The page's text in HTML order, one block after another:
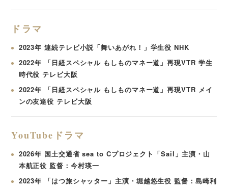
ドラマ
2023年 連続テレビ小説「舞いあがれ！」学生役 NHK
2022年 「日経スペシャル もしものマネー道」再現VTR 学生
時代役 テレビ大阪
2022年 「日経スペシャル もしものマネー道」再現VTR メイ
ンの友達役 テレビ大阪
YouTubeドラマ
2026年 国土交通省 sea to Cプロジェクト「Sail」主演・山
本航正役 監督：今村瑛一
2023年 「はつ旅シャッター」主演・堀越悠生役 監督：島崎利